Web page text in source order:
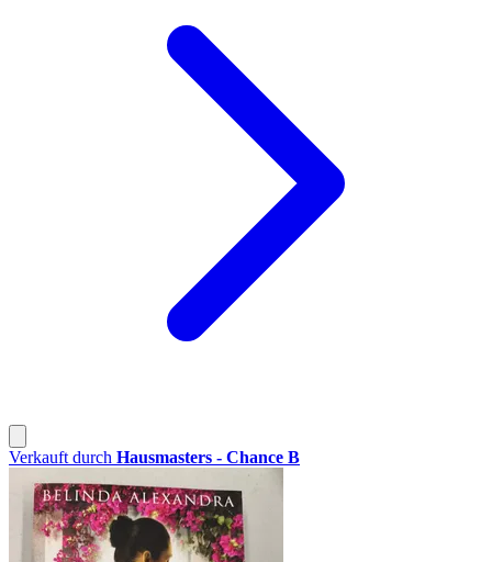
Verkauft durch Hausmasters - Chance B